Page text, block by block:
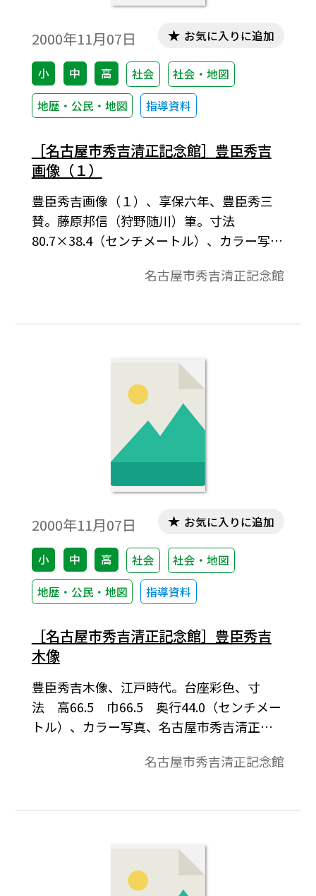
2000年11月07日
小 中 高 社会
社会・地図
地歴・公民・地図
指導資料
お気に入りに追加
［名古屋市秀吉清正記念館］豊臣秀吉
画像（１）
豊臣秀吉画像（１）、享保六年、豊臣秀三
賛。藤原邦信（狩野随川）筆。寸法
80.7×38.4（センチメートル）、カラー写
名古屋市秀吉清正記念館
2000年11月07日
小 中 高 社会
社会・地図
地歴・公民・地図
指導資料
お気に入りに追加
［名古屋市秀吉清正記念館］豊臣秀吉
木像
豊臣秀吉木像、江戸時代。台座彩色、寸
法 高66.5 巾66.5 奥行44.0（センチメー
トル）、カラー写真、名古屋市秀吉清正記
名古屋市秀吉清正記念館